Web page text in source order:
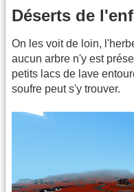
Déserts de
On les voit de loin,
aucun arbre n'y est
petits lacs de lave
soufre peut s'y trouver.